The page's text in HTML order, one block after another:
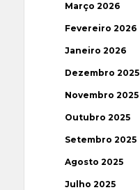
Março 2026
Fevereiro 2026
Janeiro 2026
Dezembro 2025
Novembro 2025
Outubro 2025
Setembro 2025
Agosto 2025
Julho 2025